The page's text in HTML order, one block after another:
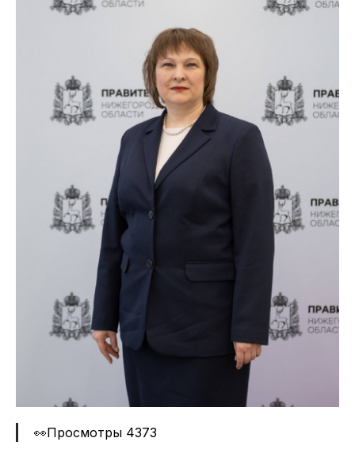
👀Просмотры 4373